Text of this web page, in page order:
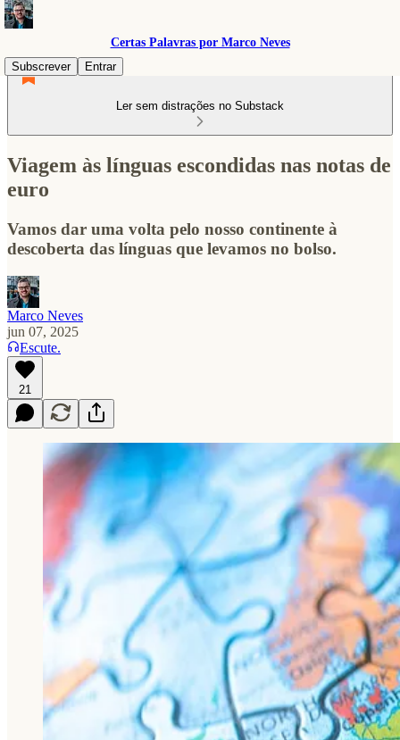
Certas Palavras por Marco Neves
Subscrever
Entrar
Ler sem distrações no Substack
Viagem às línguas escondidas nas notas de
euro
Vamos dar uma volta pelo nosso continente à
descoberta das línguas que levamos no bolso.
Marco Neves
jun 07, 2025
Escute.
21